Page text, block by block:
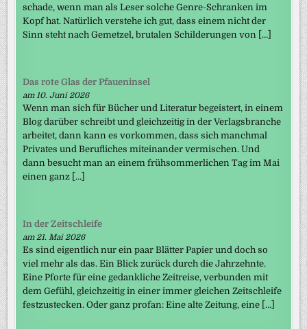
schade, wenn man als Leser solche Genre-Schranken im
Kopf hat. Natürlich verstehe ich gut, dass einem nicht der
Sinn steht nach Gemetzel, brutalen Schilderungen von […]
Das rote Glas der Pfaueninsel
am 10. Juni 2026
Wenn man sich für Bücher und Literatur begeistert, in einem
Blog darüber schreibt und gleichzeitig in der Verlagsbranche
arbeitet, dann kann es vorkommen, dass sich manchmal
Privates und Berufliches miteinander vermischen. Und
dann besucht man an einem frühsommerlichen Tag im Mai
einen ganz […]
In der Zeitschleife
am 21. Mai 2026
Es sind eigentlich nur ein paar Blätter Papier und doch so
viel mehr als das. Ein Blick zurück durch die Jahrzehnte.
Eine Pforte für eine gedankliche Zeitreise, verbunden mit
dem Gefühl, gleichzeitig in einer immer gleichen Zeitschleife
festzustecken. Oder ganz profan: Eine alte Zeitung, eine […]